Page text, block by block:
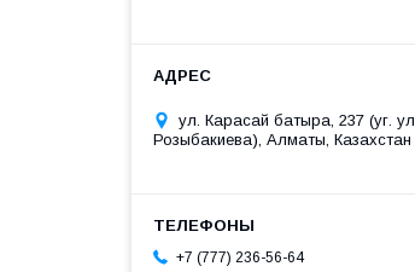
ул. Карасай батыра, 237 (уг. ул.
Розыбакиева), Алматы, Казахстан
+7 (777) 236-56-64